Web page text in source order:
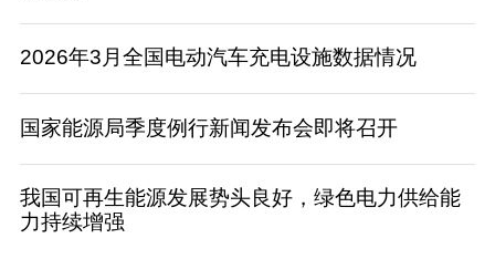
2026年3月全国电动汽车充电设施数据情况
国家能源局季度例行新闻发布会即将召开
我国可再生能源发展势头良好，绿色电力供给能
力持续增强